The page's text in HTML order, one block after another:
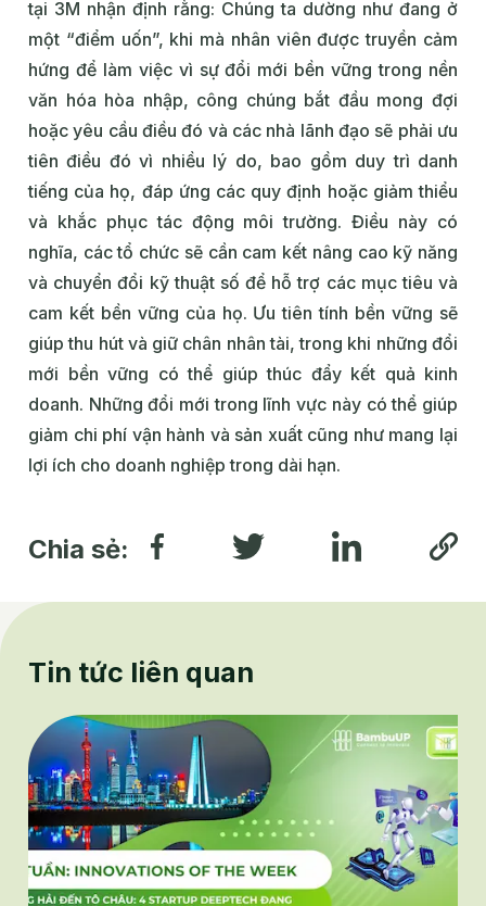
tại 3M nhận định rằng: Chúng ta dường như đang ở
một “điểm uốn”, khi mà nhân viên được truyền cảm
hứng để làm việc vì sự đổi mới bền vững trong nền
văn hóa hòa nhập, công chúng bắt đầu mong đợi
hoặc yêu cầu điều đó và các nhà lãnh đạo sẽ phải ưu
tiên điều đó vì nhiều lý do, bao gồm duy trì danh
tiếng của họ, đáp ứng các quy định hoặc giảm thiểu
và khắc phục tác động môi trường. Điều này có
nghĩa, các tổ chức sẽ cần cam kết nâng cao kỹ năng
và chuyển đổi kỹ thuật số để hỗ trợ các mục tiêu và
cam kết bền vững của họ. Ưu tiên tính bền vững sẽ
giúp thu hút và giữ chân nhân tài, trong khi những đổi
mới bền vững có thể giúp thúc đẩy kết quả kinh
doanh. Những đổi mới trong lĩnh vực này có thể giúp
giảm chi phí vận hành và sản xuất cũng như mang lại
lợi ích cho doanh nghiệp trong dài hạn.
Chia sẻ:
Tin tức liên quan